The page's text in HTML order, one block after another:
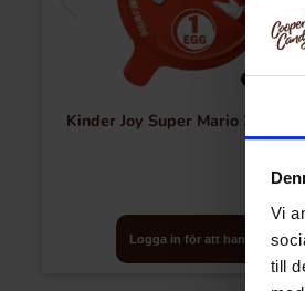
Vi
till
Kinder Joy Super Mario 20g x
Logga in för att handla